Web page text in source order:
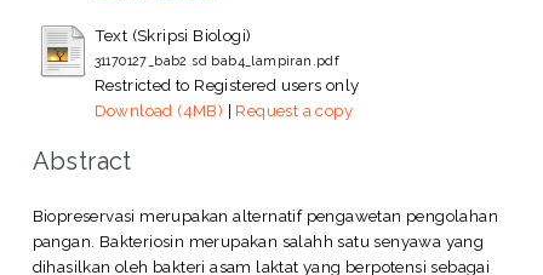
Text (Skripsi Biologi)
31170127_bab2 sd bab4_lampiran.pdf
Restricted to Registered users only
Download (4MB) | Request a copy
Abstract
Biopreservasi merupakan alternatif pengawetan pengolahan
pangan. Bakteriosin merupakan salahh satu senyawa yang
dihasilkan oleh bakteri asam laktat yang berpotensi sebagai